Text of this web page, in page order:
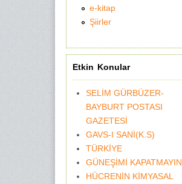
e-kitap
Şiirler
Etkin Konular
SELİM GÜRBÜZER-
BAYBURT POSTASI
GAZETESİ
GAVS-I SANİ(K.S)
TÜRKİYE
GÜNEŞİMİ KAPATMAYIN
HÜCRENİN KİMYASAL